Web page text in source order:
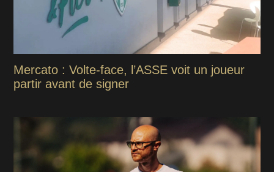
Mercato : Volte-face, l’ASSE voit un joueur
partir avant de signer